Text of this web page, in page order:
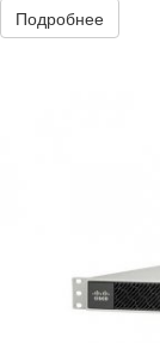
Подробнее